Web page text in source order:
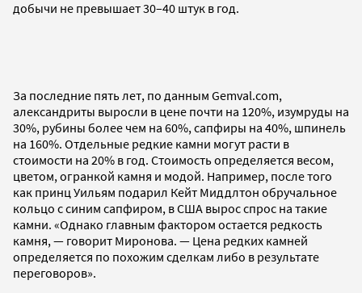
добычи не превышает 30–40 штук в год.
За последние пять лет, по данным Gemval.com,
александриты выросли в цене почти на 120%, изумруды на
30%, рубины более чем на 60%, сапфиры на 40%, шпинель
на 160%. Отдельные редкие камни могут расти в
стоимости на 20% в год. Стоимость определяется весом,
цветом, огранкой камня и модой. Например, после того
как принц Уильям подарил Кейт Миддлтон обручальное
кольцо с синим сапфиром, в США вырос спрос на такие
камни. «Однако главным фактором остается редкость
камня, — говорит Миронова. — Цена редких камней
определяется по похожим сделкам либо в результате
переговоров».